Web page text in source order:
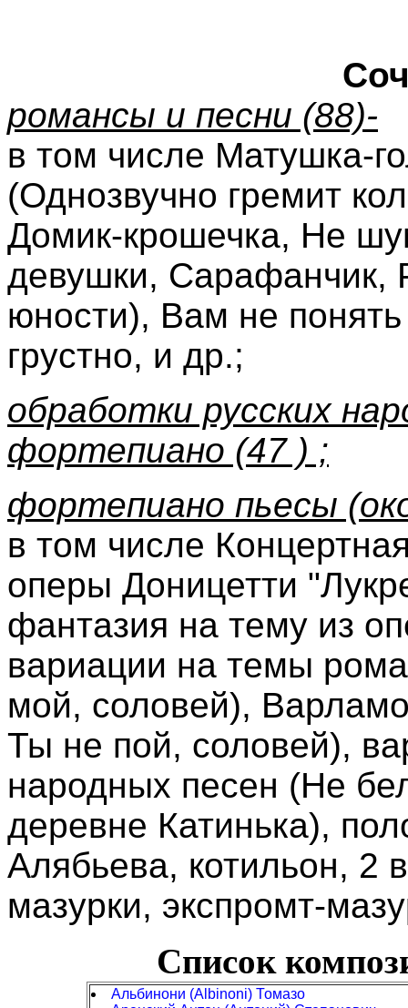
романсы и песни (88)-
в том числе Матушка-
(Однозвучно гремит
Домик-крошечка, Не
девушки, Сарафанчик,
юности), Вам не
грустно, и др.;
обработки русских
фортепиано (47 ) ;
фортепиано пьесы
в том числе
оперы Доницетти
фантазия на тему из
вариации на темы
мой, соловей),
Ты не пой, соловей),
народных песен (Не
деревне Катинька),
Алябьева, котильон, 2
мазурки, экспромт-
Список
Альбинони (Albinoni) Томазо